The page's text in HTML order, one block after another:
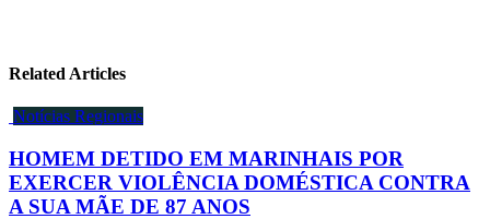
Related Articles
Notícias Regionais
HOMEM DETIDO EM MARINHAIS POR
EXERCER VIOLÊNCIA DOMÉSTICA CONTRA
A SUA MÃE DE 87 ANOS